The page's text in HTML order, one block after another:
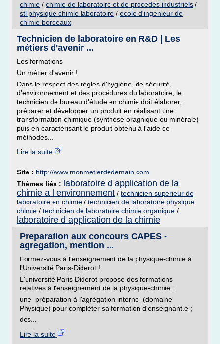
chimie / chimie de laboratoire et de procedes industriels /
stl physique chimie laboratoire / ecole d'ingenieur de
chimie bordeaux
Technicien de laboratoire en R&D | Les
métiers d'avenir ...
Les formations
Un métier d'avenir !
Dans le respect des règles d'hygiène, de sécurité,
d'environnement et des procédures du laboratoire, le
technicien de bureau d'étude en chimie doit élaborer,
préparer et développer un produit en réalisant une
transformation chimique (synthèse oragnique ou minérale)
puis en caractérisant le produit obtenu à l'aide de
méthodes...
Lire la suite
Site : http://www.monmetierdedemain.com
Thèmes liés : laboratoire d application de la
chimie a l environnement / technicien superieur de
laboratoire en chimie / technicien de laboratoire physique
chimie / technicien de laboratoire chimie organique /
laboratoire d application de la chimie
Preparation aux concours CAPES -
agregation, mention ...
Formez-vous à l'enseignement de la physique-chimie à
l'Université Paris-Diderot !
L'université Paris Diderot propose des formations
relatives à l'enseignement de la physique-chimie :
une préparation à l'agrégation interne (domaine
Physique) pour compléter sa formation d'enseignant.e ;
des...
Lire la suite